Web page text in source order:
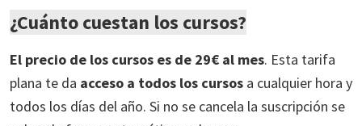
¿Cuánto cuestan los cursos?
El precio de los cursos es de 29€ al mes. Esta tarifa
plana te da acceso a todos los cursos a cualquier hora y
todos los días del año. Si no se cancela la suscripción se